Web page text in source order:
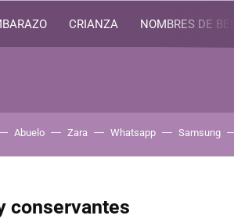
CRIANZA NOMBRES DE
Abuelo Zara Whatsapp Samsung
conservantes